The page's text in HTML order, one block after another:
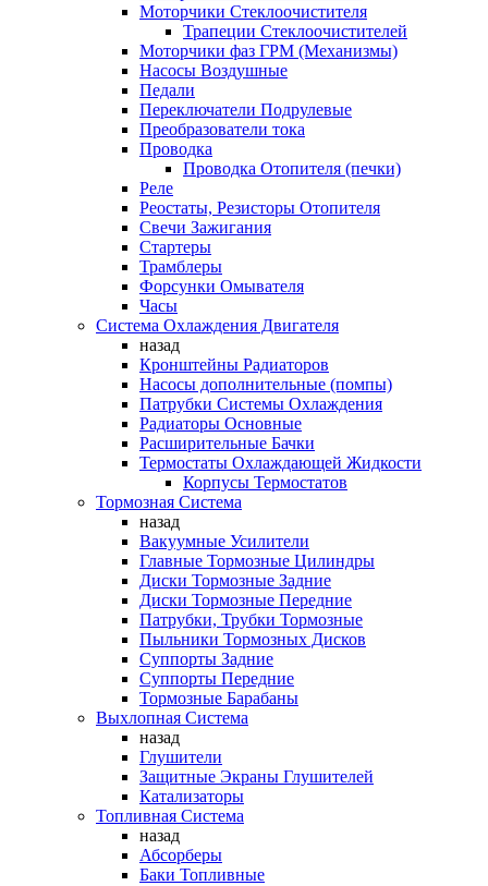
Моторчики Стеклоочистителя
Трапеции Стеклоочистителей
Моторчики фаз ГРМ (Механизмы)
Насосы Воздушные
Педали
Переключатели Подрулевые
Преобразователи тока
Проводка
Проводка Отопителя (печки)
Реле
Реостаты, Резисторы Отопителя
Свечи Зажигания
Стартеры
Трамблеры
Форсунки Омывателя
Часы
Система Охлаждения Двигателя
назад
Кронштейны Радиаторов
Насосы дополнительные (помпы)
Патрубки Системы Охлаждения
Радиаторы Основные
Расширительные Бачки
Термостаты Охлаждающей Жидкости
Корпусы Термостатов
Тормозная Система
назад
Вакуумные Усилители
Главные Тормозные Цилиндры
Диски Тормозные Задние
Диски Тормозные Передние
Патрубки, Трубки Тормозные
Пыльники Тормозных Дисков
Суппорты Задние
Суппорты Передние
Тормозные Барабаны
Выхлопная Система
назад
Глушители
Защитные Экраны Глушителей
Катализаторы
Топливная Система
назад
Абсорберы
Баки Топливные